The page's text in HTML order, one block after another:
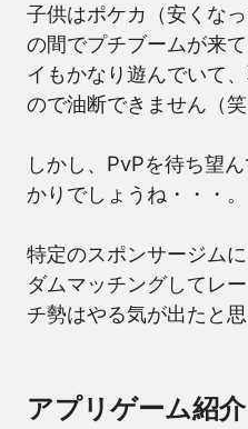
子供はポケカ（安くな
の間でプチブームが来
イもかなり遊んでいて
ので油断できません（笑
しかし、PvPを待ち望
かりでしょうね・・・。
特定のスポンサージム
ダムマッチングしてレ
チ勢はやる気が出たと
アプリゲーム紹介